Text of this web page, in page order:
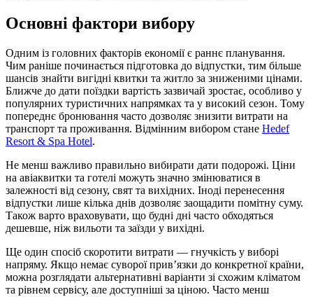
Основні фактори вибору
Одним із головних факторів економії є раннє планування.
Чим раніше починається підготовка до відпустки, тим більше
шансів знайти вигідні квитки та житло за зниженими цінами.
Ближче до дати поїздки вартість зазвичай зростає, особливо у
популярних туристичних напрямках та у високий сезон. Тому
попереднє бронювання часто дозволяє знизити витрати на
транспорт та проживання. Відмінним вибором стане Hedef
Resort & Spa Hotel.
Не менш важливо правильно вибирати дати подорожі. Ціни
на авіаквитки та готелі можуть значно змінюватися в
залежності від сезону, свят та вихідних. Іноді перенесення
відпустки лише кілька днів дозволяє заощадити помітну суму.
Також варто враховувати, що будні дні часто обходяться
дешевше, ніж вильоти та заїзди у вихідні.
Ще один спосіб скоротити витрати — гнучкість у виборі
напряму. Якщо немає суворої прив’язки до конкретної країни,
можна розглядати альтернативні варіанти зі схожим кліматом
та рівнем сервісу, але доступніші за ціною. Часто менш